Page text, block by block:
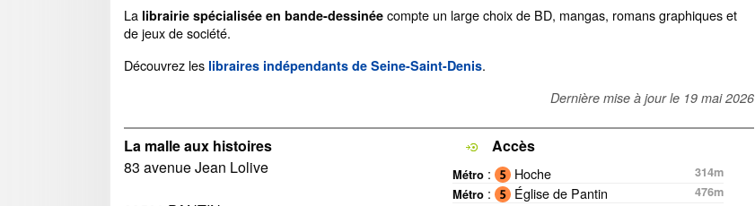
La librairie spécialisée en bande-dessinée compte un large choix de BD, mangas, romans graphiques et
de jeux de société.
Découvrez les libraires indépendants de Seine-Saint-Denis.
Dernière mise à jour le 19 mai 2026
La malle aux histoires
83 avenue Jean Lolive
Accès
Métro : Hoche
314m
Métro : Église de Pantin
476m